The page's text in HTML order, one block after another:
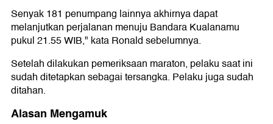
Senyak 181 penumpang lainnya akhirnya dapat
melanjutkan perjalanan menuju Bandara Kualanamu
pukul 21.55 WIB," kata Ronald sebelumnya.
Setelah dilakukan pemeriksaan maraton, pelaku saat ini
sudah ditetapkan sebagai tersangka. Pelaku juga sudah
ditahan.
Alasan Mengamuk